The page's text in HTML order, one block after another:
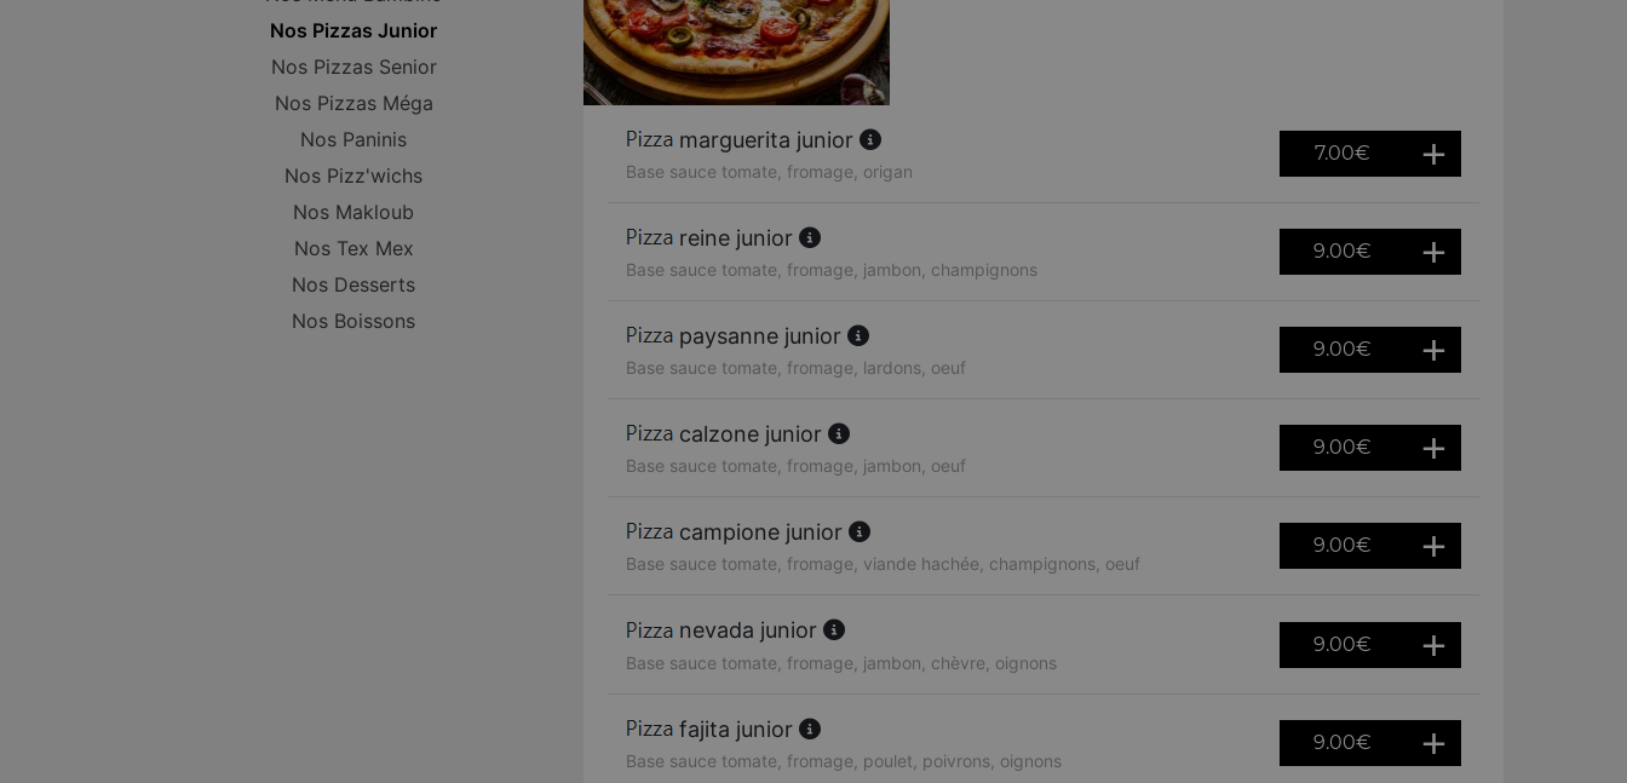
Nos Pizzas Junior
Nos Pizzas Senior
Nos Pizzas Méga
Nos Paninis
Nos Pizz'wichs
Nos Makloub
Nos Tex Mex
Nos Desserts
Nos Boissons
marguerita junior
Base sauce tomate, fromage, origan
7.00€
reine junior
Base sauce tomate, fromage, jambon, champignons
9.00€
paysanne junior
Base sauce tomate, fromage, lardons, oeuf
9.00€
calzone junior
Base sauce tomate, fromage, jambon, oeuf
9.00€
campione junior
Base sauce tomate, fromage, viande hachée, champignons, oeuf
9.00€
nevada junior
Base sauce tomate, fromage, jambon, chèvre, oignons
9.00€
fajita junior
Base sauce tomate, fromage, poulet, poivrons, oignons
9.00€